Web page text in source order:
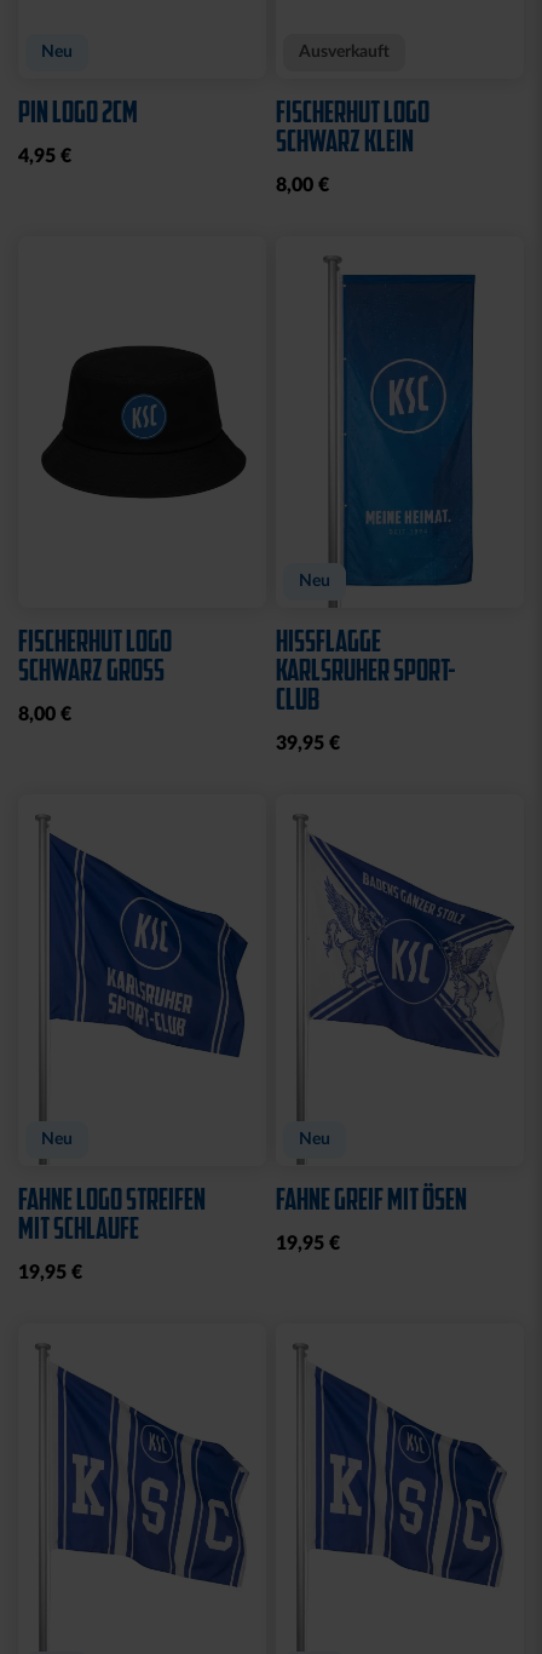
Neu
PIN LOGO 2CM
4,95 €
Ausverkauft
FISCHERHUT LOGO
SCHWARZ KLEIN
8,00 €
FISCHERHUT LOGO
SCHWARZ GROSS
8,00 €
Neu
HISSFLAGGE
KARLSRUHER SPORT-
CLUB
39,95 €
Neu
FAHNE LOGO STREIFEN
MIT SCHLAUFE
19,95 €
Neu
FAHNE GREIF MIT ÖSEN
19,95 €